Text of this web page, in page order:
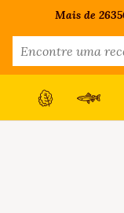
Mais de